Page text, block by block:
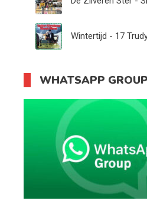
Wintertijd - 17
WHATSAPP